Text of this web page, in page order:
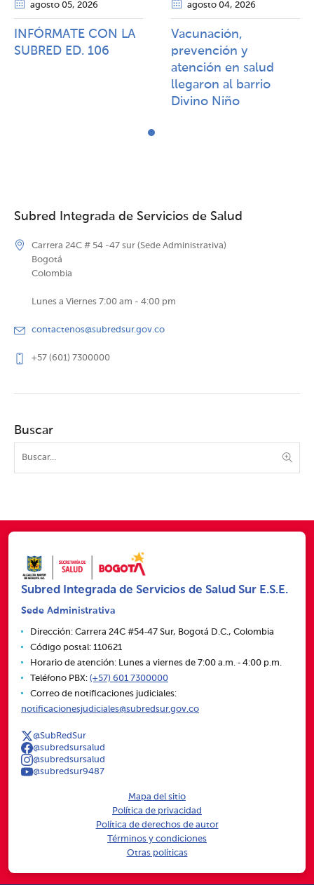
agosto 05, 2026
INFÓRMATE CON LA
SUBRED ED. 106
agosto 04, 2026
Vacunación,
prevención y
atención en salud
llegaron al barrio
Divino Niño
Subred Integrada de Servicios de Salud
Carrera 24C # 54 -47 sur (Sede Administrativa)
Bogotá
Colombia
Lunes a Viernes 7:00 am - 4:00 pm
contactenos@subredsur.gov.co
+57 (601) 7300000
Buscar
Subred Integrada de Servicios de Salud Sur E.S.E.
Sede Administrativa
Dirección: Carrera 24C #54‑47 Sur, Bogotá D.C., Colombia
Código postal: 110621
Horario de atención: Lunes a viernes de 7:00 a.m. ‑ 4:00 p.m.
Teléfono PBX: (+57) 601 7300000
Correo de notificaciones judiciales:
notificacionesjudiciales@subredsur.gov.co
@SubRedSur
@subredsursalud
@subredsursalud
@subredsur9487
Mapa del sitio
Política de privacidad
Política de derechos de autor
Términos y condiciones
Otras políticas